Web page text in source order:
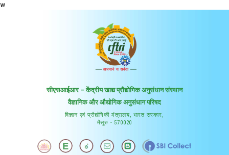
w
सीएसआईआर – केंद्रीय खाद्य प्रौद्योगिक अनुसंधान संस्थान
वैज्ञानिक और औद्योगिक अनुसंधान परिषद
विज्ञान एवं प्रौद्योगिकी मंत्रालय, भारत सरकार,
मैसूरु - 570020